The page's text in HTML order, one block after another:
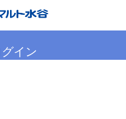
グイン